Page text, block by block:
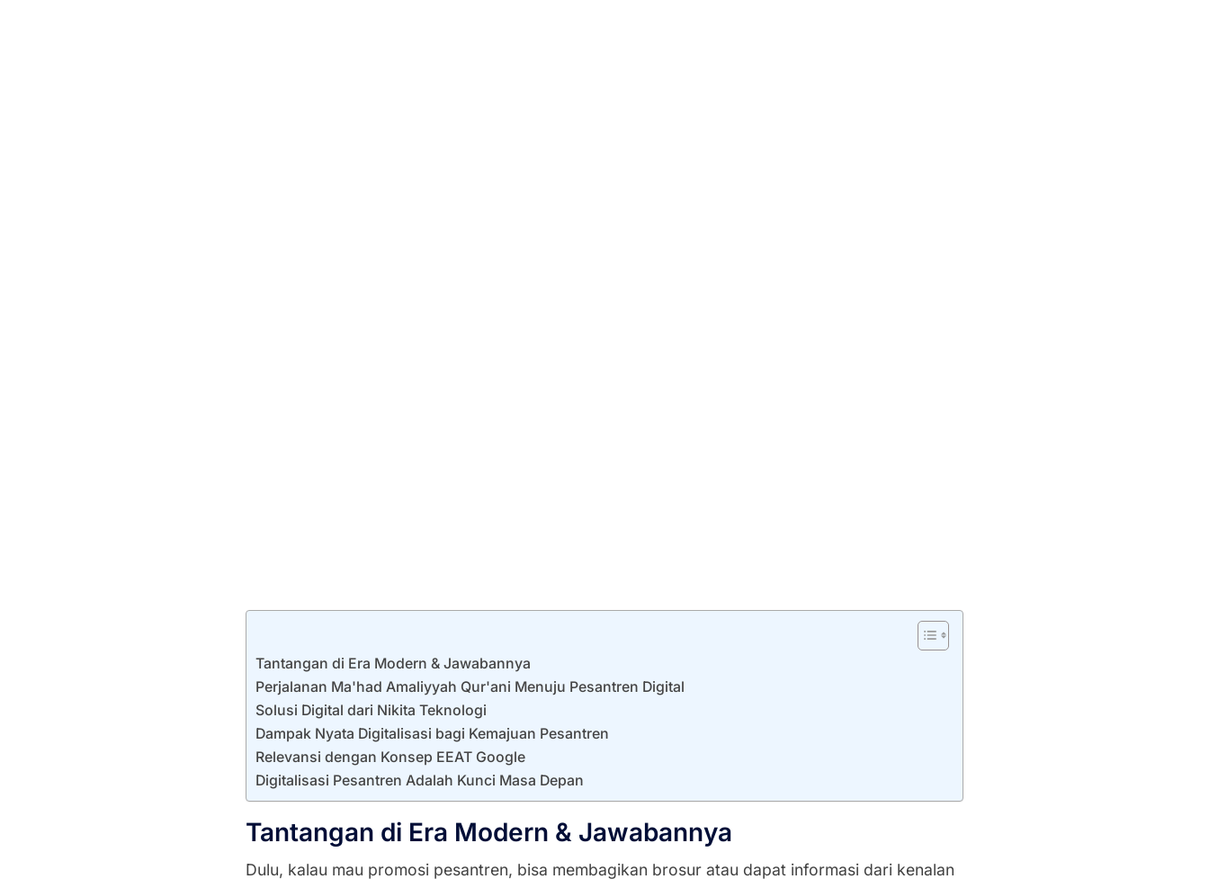
Tantangan di Era Modern & Jawabannya
Perjalanan Ma'had Amaliyyah Qur'ani Menuju Pesantren Digital
Solusi Digital dari Nikita Teknologi
Dampak Nyata Digitalisasi bagi Kemajuan Pesantren
Relevansi dengan Konsep EEAT Google
Digitalisasi Pesantren Adalah Kunci Masa Depan
Tantangan di Era Modern & Jawabannya
Dulu, kalau mau promosi pesantren, bisa membagikan brosur atau dapat informasi dari kenalan